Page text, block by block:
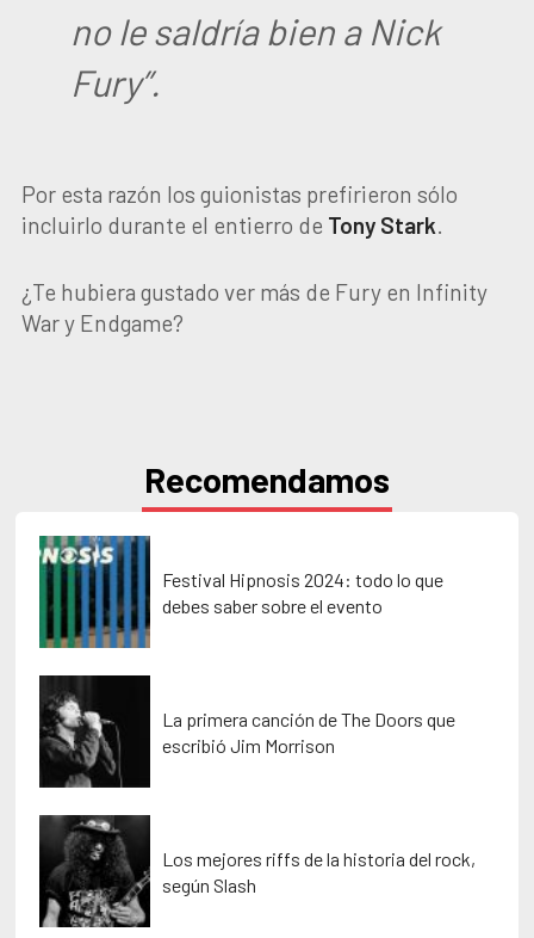
no le saldría bien a Nick
Fury”.
Por esta razón los guionistas prefirieron sólo
incluirlo durante el entierro de Tony Stark
¿Te hubiera gustado ver más de Fury en Infinity
War y Endgame?
Recomendamos
Festival Hipnosis 2024: todo lo que
debes saber sobre el evento
La primera canción de The Doors que
escribió Jim Morrison
Los mejores riffs de la historia del rock,
según Slash